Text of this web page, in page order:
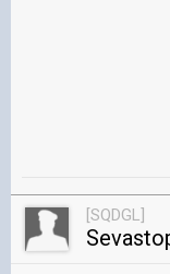
[SQDGL]